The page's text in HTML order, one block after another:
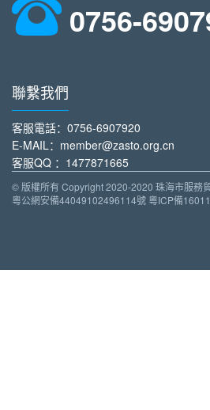
0756-
聯繫我們
客服電話：0756-6907920
E-MAIL：member@zasto.org.cn
客服QQ ：1477871665
© 版權所有 Copyright 2020-2020 珠海市服務
粵公網安備44049102496114號 粵ICP備